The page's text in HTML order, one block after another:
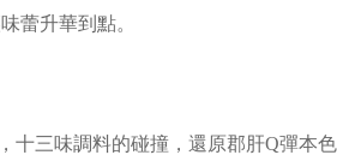
蕾升華到點。
三味調料的碰撞，還原郡肝Q彈本